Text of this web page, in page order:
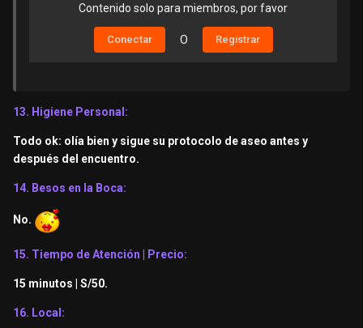
Contenido solo para miembros, por favor
Conectar O Registrar
13. Higiene Personal:
Todo ok: olía bien y sigue su protocolo de aseo antes y
después del encuentro.
14. Besos en la Boca:
No.
15. Tiempo de Atención | Precio:
15 minutos | S/50.
16. Local: